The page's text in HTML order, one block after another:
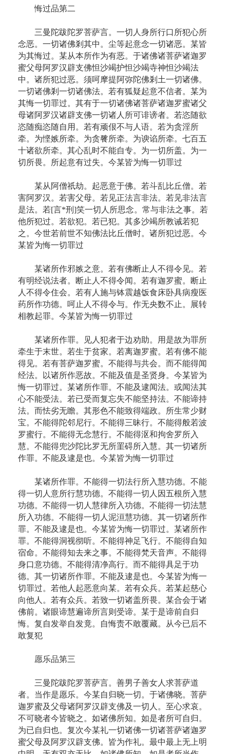
悔过品第二
三曼陀跋陀罗菩萨言。一切人身所行口所犯心所
念恶。一切诸佛剎其中。尘等起意念一切诸恶。某皆
为其悔过。某从本所作为有恶。于诸佛诸菩萨诸迦罗
蜜父母阿罗汉辟支佛怛沙竭护怛沙竭寺神怛沙竭法
中。诸所犯过恶。须呵摩提阿弥陀佛剎土一切诸佛。
一切诸佛剎一切诸佛法。若有狐疑起意不信者。某为
其悔一切罪过。其有于一切诸佛诸菩萨诸迦罗蜜诸父
母诸阿罗汉诸辟支佛一切诸人所可诽谤者。若恣随欲
恣随痴恣随自用。若有顽佷不与人语。若为贪淫所
牵。为悭嫉所牵。为贪餮所牵。为谀谄所牵。七百五
十诸欲所牵。其心乱时不能自专。为一切所盖。为一
切所畏。所起意有过失。今某皆为悔一切罪过
某从阿僧祇劫。起恶意于佛。若斗乱比丘僧。若
害阿罗汉。若害父母。若见正法言非法。若见非法言
是法。若[言*刑 ]笑一切人所思念。常与非法之事。若
他所犯过。若欲犯。若已犯。其多沙竭所教诫若犯
之。今世若前世不知佛法比丘僧时。诸所犯过恶。今
某皆为悔一切罪过
某诸所作邪嫉之意。若有佛断止人不得令见。若
有明经说法者。断止人不得令闻。若有迦罗蜜。断止
人不得令住会。若有人施与钵震越饭食床卧具病瘦医
药所作功德。呵止人不得令与。作无央数不止。展转
相教起罪。今某皆为悔一切罪过
某诸所作罪。见人犯者于边劝助。用是故为罪所
牵生于末世。若生于贫家。若离迦罗蜜。若有佛不能
得见。若有菩萨迦罗蜜。不能得与共会。而不能得闻
经法。以诸所作恶故。不能及值是圣贤身。今某皆为
悔一切罪过。某诸所作罪。不能及逮闻法。或闻法其
心不能受法。若已受而复忘失不能坚持法。不能谛持
法。而怯劣无瞻。其形色不能致得端政。所生常少财
宝。不能得陀邻尼行。不能得三昧行。不能得般若波
罗蜜行。不能得无念慧行。不能得沤和拘舍罗所入
慧。不能得兜沙陀比罗无所罣碍所入慧。其一切诸所
作罪。不能及逮是也。今某皆为悔一切罪过
某诸所作罪。不能得一切法行所入慧功德。不能
得一切人意所行慧功德。不能得一切人因五根所入慧
功德。不能得一切人慧律所入功德。不能得一切法慧
所入功德。不能得一切人泥洹慧功德。其一切诸所作
罪。不能及逮是也。今某皆为悔一切罪过。某诸所作
罪。不能得洞视彻听。不能得神足飞行。不能得自知
宿命。不能得知去来之事。不能得梵天音声。不能得
身口意功德。不能得清净高行。而不能得具足于功
德。其一切诸所作罪。不能及逮是也。今某皆为悔一
切罪过。若他人起恶意向某。若有众兵。若某起慈心
向他人。若有众兵。若致一切诸盖所畏。某合会于诸
佛前。诸眼谛慧遍谛所言则受谛。某于是谛前自归
悔。复自发举自发竟。自悔责不敢覆藏。从今已后不
敢复犯
愿乐品第三
三曼陀跋陀罗菩萨言。善男子善女人求菩萨道
者。当作是愿乐。今某自归晓一切。于诸佛晓。菩萨
迦罗蜜及父母诸阿罗汉辟支佛及一切人。至心求哀。
不可晓者今皆晓之。如诸佛所知。如是者所可自归。
为已自归也。复次今某礼一切诸佛一切诸菩萨诸迦罗
蜜父母及阿罗汉辟支佛。皆为作礼。最中最上无上明